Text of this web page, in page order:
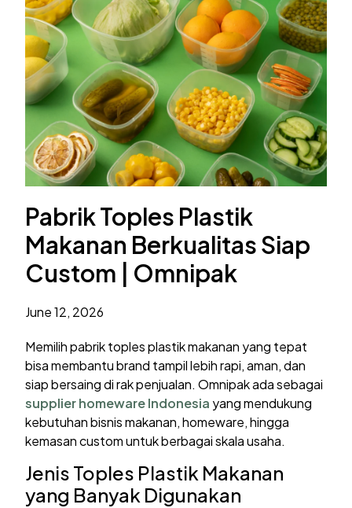
Pabrik Toples Plastik
Makanan Berkualitas Siap
Custom | Omnipak
June 12, 2026
Memilih pabrik toples plastik makanan yang tepat
bisa membantu brand tampil lebih rapi, aman, dan
siap bersaing di rak penjualan. Omnipak ada sebagai
supplier homeware Indonesia yang mendukung
kebutuhan bisnis makanan, homeware, hingga
kemasan custom untuk berbagai skala usaha.
Jenis Toples Plastik Makanan
yang Banyak Digunakan